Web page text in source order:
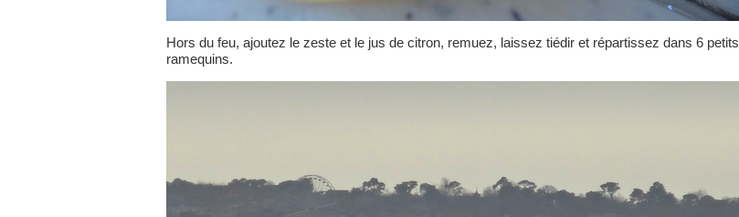
Hors du feu, ajoutez le zeste et le jus de citron, remuez, laissez tiédir et répartissez dans 6 petits
ramequins.